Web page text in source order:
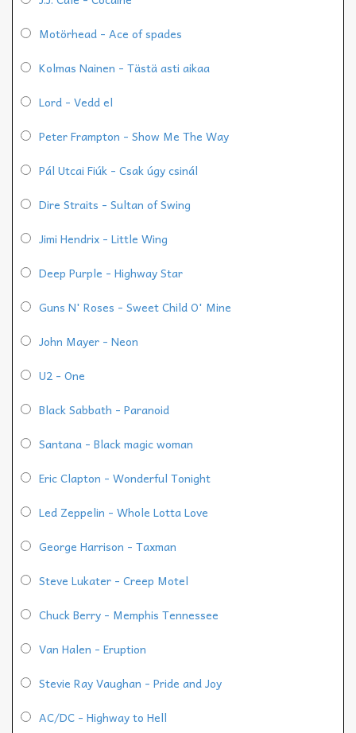
Motörhead - Ace of spades
Kolmas Nainen - Tästä asti aikaa
Lord - Vedd el
Peter Frampton - Show Me The Way
Pál Utcai Fiúk - Csak úgy csinál
Dire Straits - Sultan of Swing
Jimi Hendrix - Little Wing
Deep Purple - Highway Star
Guns N' Roses - Sweet Child O' Mine
John Mayer - Neon
U2 - One
Black Sabbath - Paranoid
Santana - Black magic woman
Eric Clapton - Wonderful Tonight
Led Zeppelin - Whole Lotta Love
George Harrison - Taxman
Steve Lukater - Creep Motel
Chuck Berry - Memphis Tennessee
Van Halen - Eruption
Stevie Ray Vaughan - Pride and Joy
AC/DC - Highway to Hell